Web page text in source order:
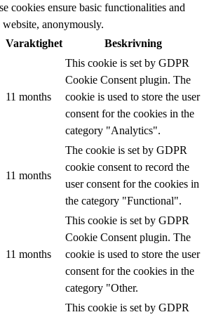
cookies ensure basic functionalities and
anonymously.
Varaktighet Beskrivning
11 months
This cookie is set by GDPR
Cookie Consent plugin. The
cookie is used to store the user
consent for the cookies in the
category "Analytics".
11 months
The cookie is set by GDPR
cookie consent to record the
user consent for the cookies in
the category "Functional".
11 months
This cookie is set by GDPR
Cookie Consent plugin. The
cookie is used to store the user
consent for the cookies in the
category "Other.
This cookie is set by GDPR